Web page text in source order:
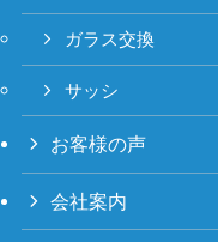
ガラス交換
サッシ
お客様の声
会社案内